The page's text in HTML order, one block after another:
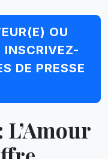
OU
INSCRIVEZ-
DE PRESSE